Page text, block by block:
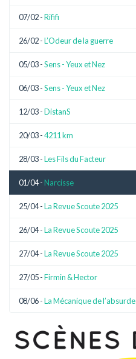
07/02 -Rififi
26/02 -L’Odeur de la guerre
05/03 -Sens - Yeux et Nez
06/03 -Sens - Yeux et Nez
12/03 -DistanS
20/03 -4211 km
28/03 -Les Fils du Facteur
01/04 - Narcisse
25/04 -La Revue Scoute 2025
26/04 -La Revue Scoute 2025
27/04 -La Revue Scoute 2025
27/05 -Firmin & Hector
08/06 -La Mécanique de l’absurde